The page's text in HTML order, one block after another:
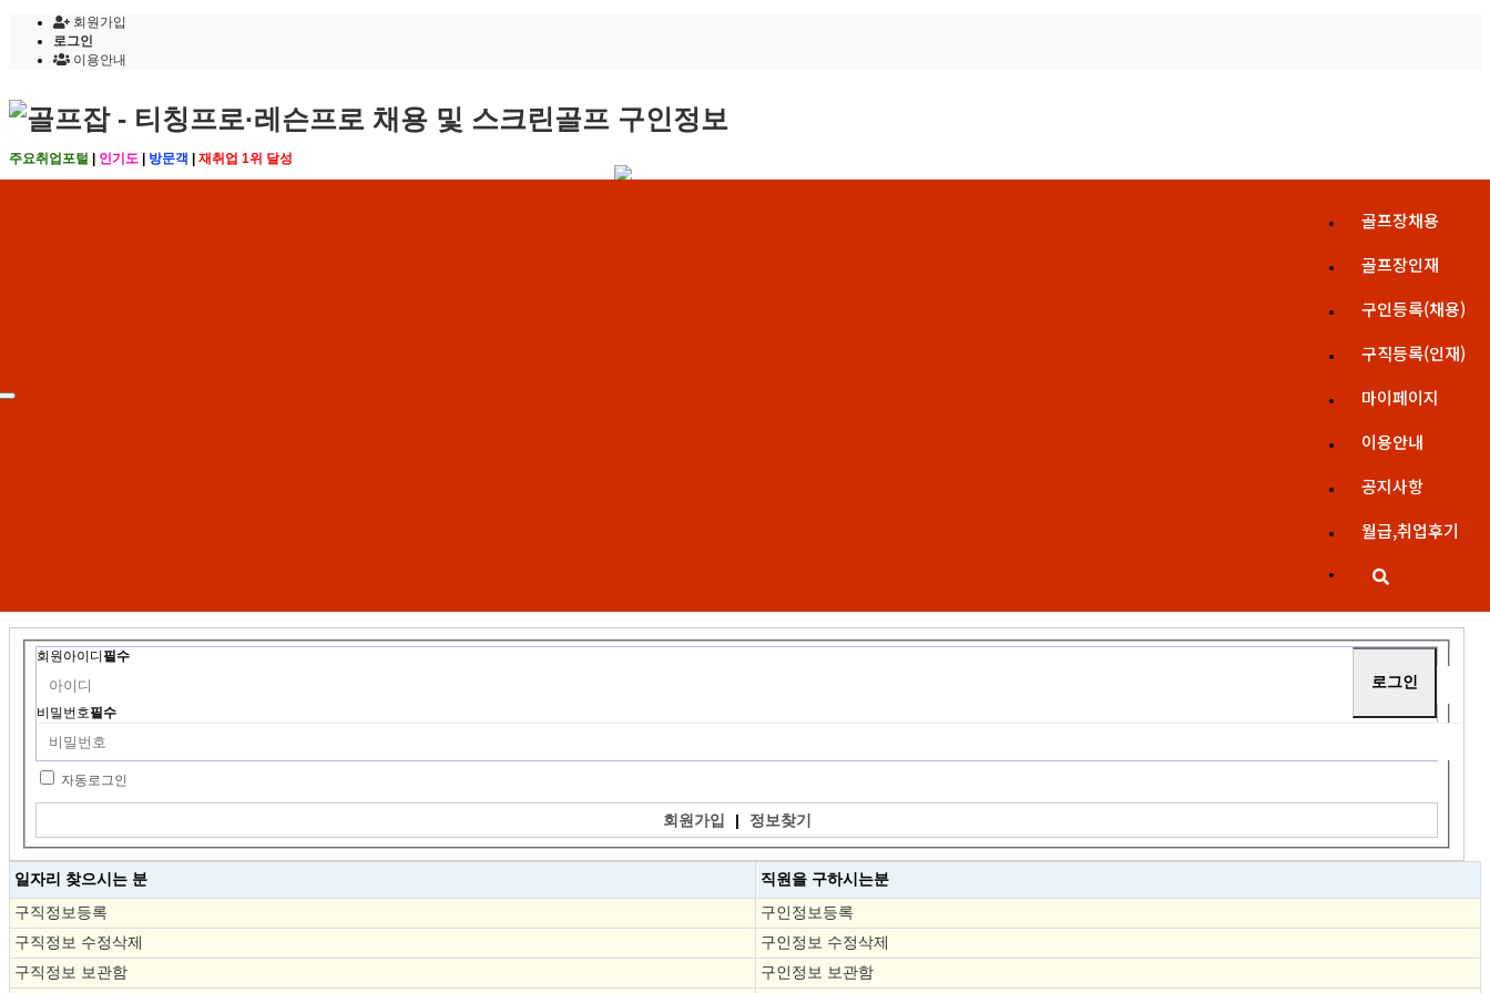
회원가입
로그인
이용안내
주요취업포털 인기도 방문객 재취업 1위 달성
골프장채용
골프장인재
구인등록(채용)
구직등록(인재)
마이페이지
이용안내
공지사항
월급,취업후기
회원아이디 필수
비밀번호필수
자동로그인
회원가입 | 정보찾기
일자리 찾으시는 분 직원을 구하시는분
구직정보등록
구인정보등록
구직정보 수정삭제
구인정보 수정삭제
구직정보 보관함
구인정보 보관함